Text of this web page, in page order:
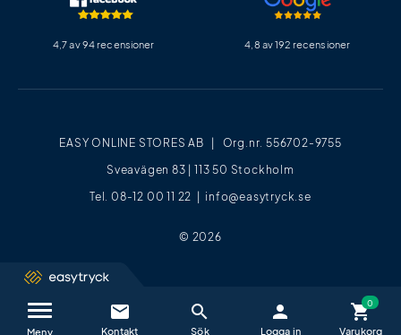
Kontakta oss / FAQ close
EASY ONLINE STORES AB | Org.nr. 556702-9755
Sveavägen 83 | 113 50 Stockholm
Tel. 08-12 00 11 22 | info@easytryck.se
© 2026
4,7 av 94 recensioner 4,8 av 192 recensioner
Meny
email search person shopping_cart